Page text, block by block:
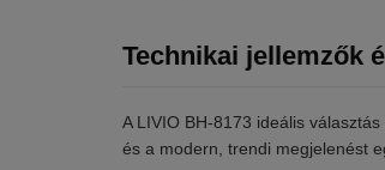
Technikai jellemzők
A LIVIO BH-8173 ideális
és a modern, trendi megjelenést